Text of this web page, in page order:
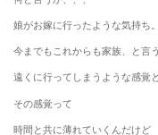
娘がお嫁に行ったような気持ち
今までもこれからも家族、と言
遠くに行ってしまうような感覚
その感覚って
時間と共に薄れていくんだけど